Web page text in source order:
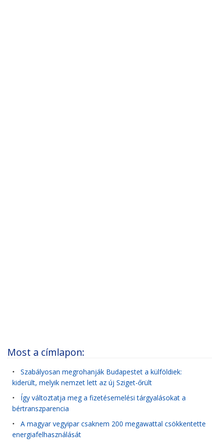
Most a címlapon:
• Szabályosan megrohanják Budapestet a külföldiek:
kiderült, melyik nemzet lett az új Sziget-őrült
• Így változtatja meg a fizetésemelési tárgyalásokat a
bértranszparencia
• A magyar vegyipar csaknem 200 megawattal csökkentette
energiafelhasználását